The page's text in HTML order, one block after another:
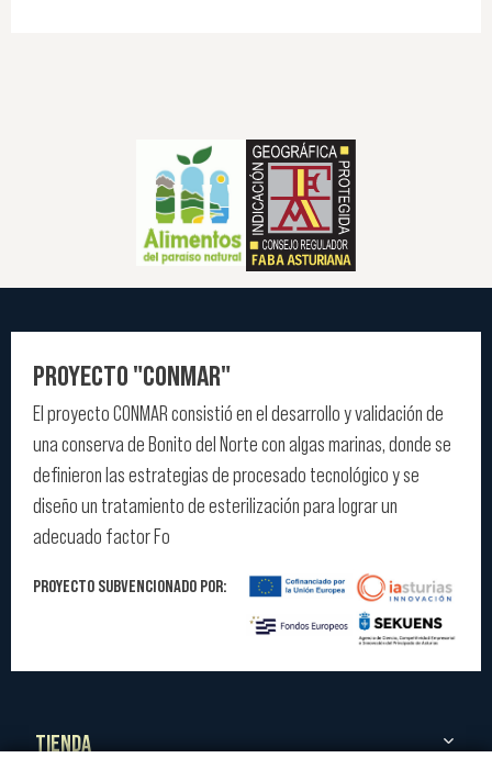
PROYECTO "CONMAR"
El proyecto CONMAR consistió en el desarrollo y validación de
una conserva de Bonito del Norte con algas marinas, donde se
definieron las estrategias de procesado tecnológico y se
diseño un tratamiento de esterilización para lograr un
adecuado factor Fo
PROYECTO SUBVENCIONADO POR:
TIENDA